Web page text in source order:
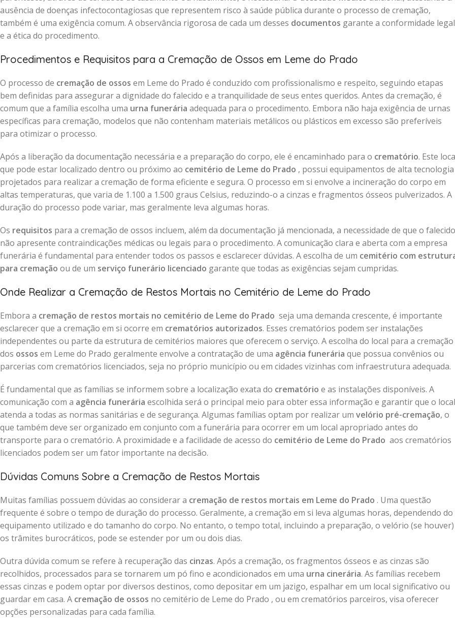
ausência de doenças infectocontagiosas que representem risco à saúde pública durante o processo de cremação,
também é uma exigência comum. A observância rigorosa de cada um desses documentos garante a conformidade legal
e a ética do procedimento.
Procedimentos e Requisitos para a Cremação de Ossos em Leme do Prado
O processo de cremação de ossos em Leme do Prado é conduzido com profissionalismo e respeito, seguindo etapas
bem definidas para assegurar a dignidade do falecido e a tranquilidade de seus entes queridos. Antes da cremação, é
comum que a família escolha uma urna funerária adequada para o procedimento. Embora não haja exigência de urnas
específicas para cremação, modelos que não contenham materiais metálicos ou plásticos em excesso são preferíveis
para otimizar o processo.
Após a liberação da documentação necessária e a preparação do corpo, ele é encaminhado para o crematório. Este
que pode estar localizado dentro ou próximo ao cemitério de Leme do Prado , possui equipamentos de alta tecnologia
projetados para realizar a cremação de forma eficiente e segura. O processo em si envolve a incineração do corpo em
altas temperaturas, que varia de 1.100 a 1.500 graus Celsius, reduzindo-o a cinzas e fragmentos ósseos pulverizados. A
duração do processo pode variar, mas geralmente leva algumas horas.
Os requisitos para a cremação de ossos incluem, além da documentação já mencionada, a necessidade de que o falecido
não apresente contraindicações médicas ou legais para o procedimento. A comunicação clara e aberta com a empresa
funerária é fundamental para entender todos os passos e esclarecer dúvidas. A escolha de um cemitério com
para cremação ou de um serviço funerário licenciado garante que todas as exigências sejam cumpridas.
Onde Realizar a Cremação de Restos Mortais no Cemitério de Leme do Prado
Embora a cremação de restos mortais no cemitério de Leme do Prado seja uma demanda crescente, é importante
esclarecer que a cremação em si ocorre em crematórios autorizados. Esses crematórios podem ser instalações
independentes ou parte da estrutura de cemitérios maiores que oferecem o serviço. A escolha do local para a cremação
dos ossos em Leme do Prado geralmente envolve a contratação de uma agência funerária que possua convênios ou
parcerias com crematórios licenciados, seja no próprio município ou em cidades vizinhas com infraestrutura adequada.
É fundamental que as famílias se informem sobre a localização exata do crematório e as instalações disponíveis. A
comunicação com a agência funerária escolhida será o principal meio para obter essa informação e garantir que o local
atenda a todas as normas sanitárias e de segurança. Algumas famílias optam por realizar um velório pré-cremação, o
que também deve ser organizado em conjunto com a funerária para ocorrer em um local apropriado antes do
transporte para o crematório. A proximidade e a facilidade de acesso do cemitério de Leme do Prado aos crematórios
licenciados podem ser um fator importante na decisão.
Dúvidas Comuns Sobre a Cremação de Restos Mortais
Muitas famílias possuem dúvidas ao considerar a cremação de restos mortais em Leme do Prado . Uma questão
frequente é sobre o tempo de duração do processo. Geralmente, a cremação em si leva algumas horas, dependendo do
equipamento utilizado e do tamanho do corpo. No entanto, o tempo total, incluindo a preparação, o velório (se
os trâmites burocráticos, pode se estender por um ou dois dias.
Outra dúvida comum se refere à recuperação das cinzas. Após a cremação, os fragmentos ósseos e as cinzas são
recolhidos, processados para se tornarem um pó fino e acondicionados em uma urna cinerária. As famílias recebem
essas cinzas e podem optar por diversos destinos, como depositar em um jazigo, espalhar em um local significativo ou
guardar em casa. A cremação de ossos no cemitério de Leme do Prado , ou em crematórios parceiros, visa oferecer
opções personalizadas para cada família.